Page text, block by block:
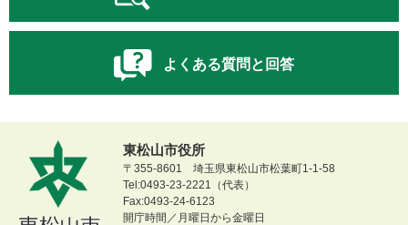
よくある質問と回答
東松山市役所
〒355-8601 埼玉県東松山市松葉町1-1-58
Tel:0493-23-2221（代表）
Fax:0493-24-6123
開庁時間／月曜日から金曜日